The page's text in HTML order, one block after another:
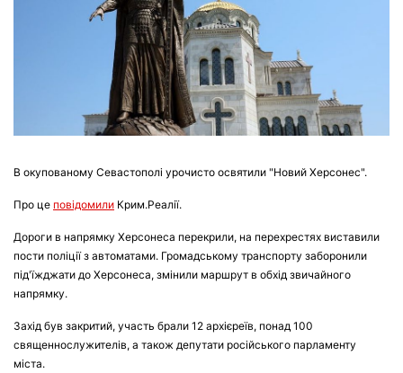
В окупованому Севастополі урочисто освятили "Новий Херсонес".
Про це повідомили Крим.Реалії.
Дороги в напрямку Херсонеса перекрили, на перехрестях виставили
пости поліції з автоматами. Громадському транспорту заборонили
під'їжджати до Херсонеса, змінили маршрут в обхід звичайного
напрямку.
Захід був закритий, участь брали 12 архієреїв, понад 100
священнослужителів, а також депутати російського парламенту
міста.